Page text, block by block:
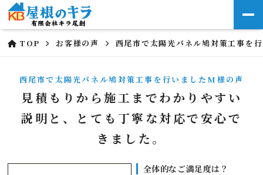
TOP お客様の声 西尾市で太陽光パネル鳩対策工事を
西尾市で太陽光パネル鳩対策工事を行いましたM様の声
見積もりから施工までわかりやすい
説明と、とても丁寧な対応で安心で
きました。
全体的なご満足度は？